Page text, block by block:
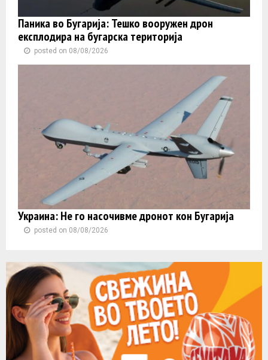
Паника во Бугарија: Тешко вооружен дрон
експлодира на бугарска територија
posted on 08/08/2026
Украина: Не го насочивме дронот кон Бугарија
posted on 08/08/2026